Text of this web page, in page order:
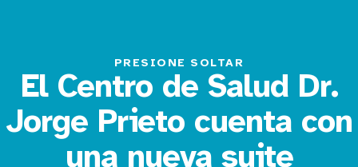
PRESIONE SOLTAR
El Centro de Salud Dr.
Jorge Prieto cuenta con
una nueva suite